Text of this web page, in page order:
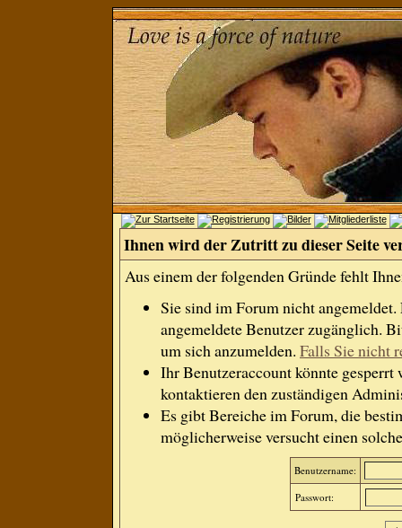
Ihnen wird der Zutritt zu dieser Seite
Aus einem der folgenden Gründe fehlt
Sie sind im Forum nicht
angemeldete Benutzer zugänglich.
um sich anzumelden. Falls Sie nicht
Ihr Benutzeraccount könnte gesperrt
kontaktieren den zuständigen
Es gibt Bereiche im Forum, die
möglicherweise versucht einen
Benutzername:
Passwort: